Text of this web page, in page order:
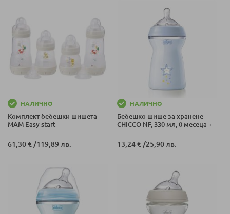
НАЛИЧНО
Комплект бебешки шишета
МАМ Easy start
61,30 € /119,89 лв.
НАЛИЧНО
Бебешко шише за хранене
CHICCO NF, 330 мл, 0 месеца +
13,24 € /25,90 лв.